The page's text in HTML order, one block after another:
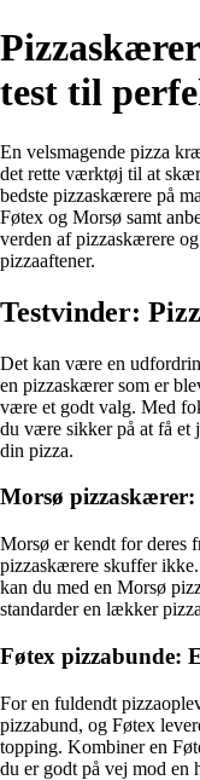
test til
En velsmagende pizza
det rette værktøj til at
bedste pizzaskærere på
Føtex og Morsø samt
verden af pizzaskærere
pizzaaftener.
Testvinder:
Det kan være en
en pizzaskærer som er
være et godt valg. Med
du være sikker på at få
din pizza.
Morsø
Morsø er kendt for deres
pizzaskærere skuffer
kan du med en Morsø
standarder en lækker
Føtex pizzabunde:
For en fuldendt
pizzabund, og Føtex
topping. Kombiner en
du er godt på vej mod en